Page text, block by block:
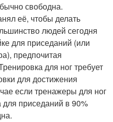
свободна.
её, чтобы делать
людей сегодня
для приседаний (или
предпочитая
для ног требует
для достижения
если тренажеры для ног
для приседаний в 90%